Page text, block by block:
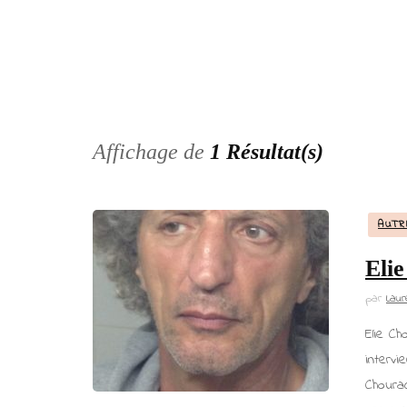
Affichage de 1 Résultat(s)
par
Elie